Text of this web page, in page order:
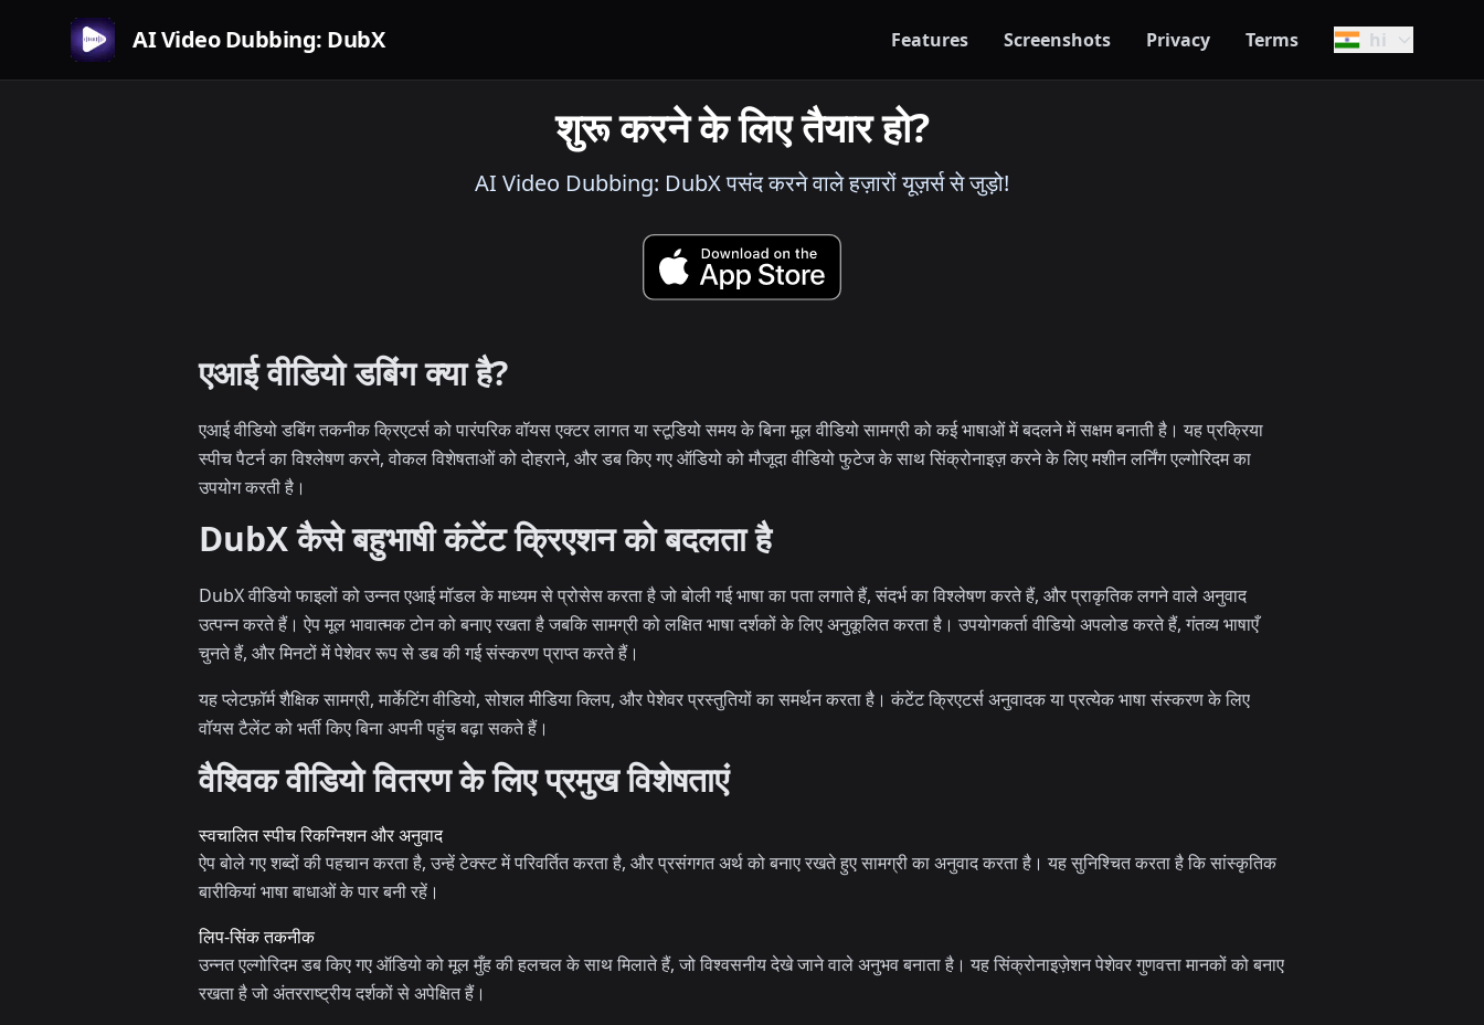
AI Video Dubbing: DubX Features Screenshots Privacy Terms hi
शुरू करने के लिए तैयार हो?
AI Video Dubbing: DubX पसंद करने वाले हज़ारों यूज़र्स से जुड़ो!
एआई वीडियो डबिंग क्या है?
एआई वीडियो डबिंग तकनीक क्रिएटर्स को पारंपरिक वॉयस एक्टर लागत या स्टूडियो समय के बिना मूल वीडियो सामग्री को कई भाषाओं में बदलने में सक्षम बनाती है। यह प्रक्रिया
स्पीच पैटर्न का विश्लेषण करने, वोकल विशेषताओं को दोहराने, और डब किए गए ऑडियो को मौजूदा वीडियो फुटेज के साथ सिंक्रोनाइज़ करने के लिए मशीन लर्निंग एल्गोरिदम का
उपयोग करती है।
DubX कैसे बहुभाषी कंटेंट क्रिएशन को बदलता है
DubX वीडियो फाइलों को उन्नत एआई मॉडल के माध्यम से प्रोसेस करता है जो बोली गई भाषा का पता लगाते हैं, संदर्भ का विश्लेषण करते हैं, और प्राकृतिक लगने वाले अनुवाद
उत्पन्न करते हैं। ऐप मूल भावात्मक टोन को बनाए रखता है जबकि सामग्री को लक्षित भाषा दर्शकों के लिए अनुकूलित करता है। उपयोगकर्ता वीडियो अपलोड करते हैं, गंतव्य भाषाएँ
चुनते हैं, और मिनटों में पेशेवर रूप से डब की गई संस्करण प्राप्त करते हैं।
यह प्लेटफ़ॉर्म शैक्षिक सामग्री, मार्केटिंग वीडियो, सोशल मीडिया क्लिप, और पेशेवर प्रस्तुतियों का समर्थन करता है। कंटेंट क्रिएटर्स अनुवादक या प्रत्येक भाषा संस्करण के लिए
वॉयस टैलेंट को भर्ती किए बिना अपनी पहुंच बढ़ा सकते हैं।
वैश्विक वीडियो वितरण के लिए प्रमुख विशेषताएं
स्वचालित स्पीच रिकग्निशन और अनुवाद
ऐप बोले गए शब्दों की पहचान करता है, उन्हें टेक्स्ट में परिवर्तित करता है, और प्रसंगगत अर्थ को बनाए रखते हुए सामग्री का अनुवाद करता है। यह सुनिश्चित करता है कि सांस्कृतिक
बारीकियां भाषा बाधाओं के पार बनी रहें।
लिप-सिंक तकनीक
उन्नत एल्गोरिदम डब किए गए ऑडियो को मूल मुँह की हलचल के साथ मिलाते हैं, जो विश्वसनीय देखे जाने वाले अनुभव बनाता है। यह सिंक्रोनाइज़ेशन पेशेवर गुणवत्ता मानकों को बनाए
रखता है जो अंतरराष्ट्रीय दर्शकों से अपेक्षित हैं।